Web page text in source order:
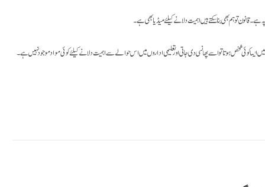
قانون تو ہم بھی بنا سکتے ہیں ـ اہمیت دلانے کیلئے میڈیا بھی ہےـ۔
کوئی شخص ہوتا تو اسے پھانسی دی جاتی اور تعلیمی اداروں میں اس حوالے سے اہمیت دلانے کیلئے کوئی مواد موجود نہیں ہےـ۔